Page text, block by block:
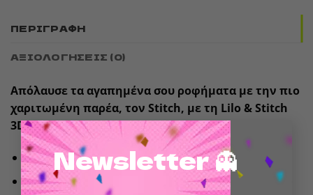
Newsletter 👻
ΠΕΡΙΓΡΑΦΉ
ΑΞΙΟΛΟΓΉΣΕΙΣ (0)
Απόλαυσε τα αγαπημένα σου ροφήματα με την πιο
χαριτωμένη παρέα, τον Stitch, με τη Lilo & Stitch
3D Κούπα!
Υλικό: Dolomite
Χωρητικότητα: 385 ml